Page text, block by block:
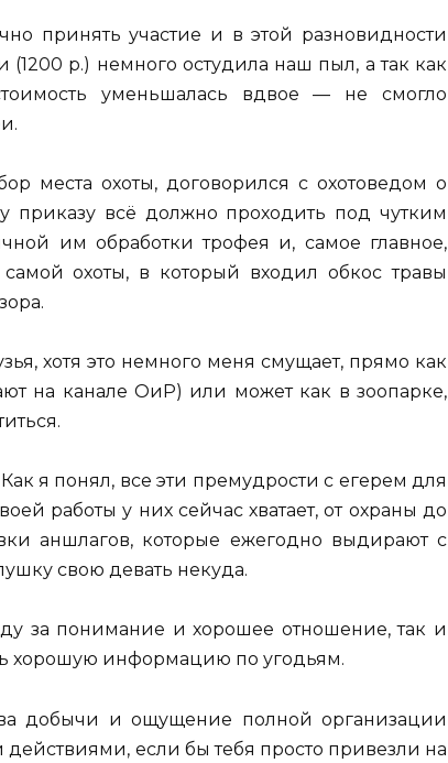
принять участие и в этой разновидности
(1200 р.) немного остудила наш пыл, а так как
уменьшалась вдвое — не смогло
места охоты, договорился с охотоведом о
всё должно проходить под чутким
им обработки трофея и, самое главное,
охоты, в который входил обкос травы
хотя это немного меня смущает, прямо как
на канале ОиР) или может как в зоопарке,
я понял, все эти премудрости с егерем для
работы у них сейчас хватает, от охраны до
аншлагов, которые ежегодно выдирают с
свою девать некуда.
за понимание и хорошее отношение, так и
хорошую информацию по угодьям.
добычи и ощущение полной организации
если бы тебя просто привезли на